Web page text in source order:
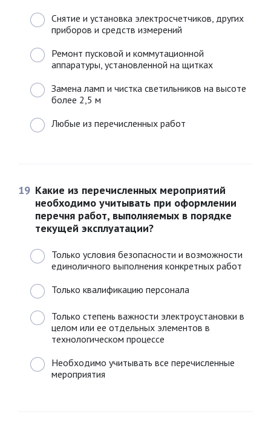
Снятие и установка электросчетчиков, других
приборов и средств измерений
Ремонт пусковой и коммутационной
аппаратуры, установленной на щитках
Замена ламп и чистка светильников на высоте
более 2,5 м
Любые из перечисленных работ
19 Какие из перечисленных мероприятий
необходимо учитывать при оформлении
перечня работ, выполняемых в порядке
текущей эксплуатации?
Только условия безопасности и возможности
единоличного выполнения конкретных работ
Только квалификацию персонала
Только степень важности электроустановки в
целом или ее отдельных элементов в
технологическом процессе
Необходимо учитывать все перечисленные
мероприятия